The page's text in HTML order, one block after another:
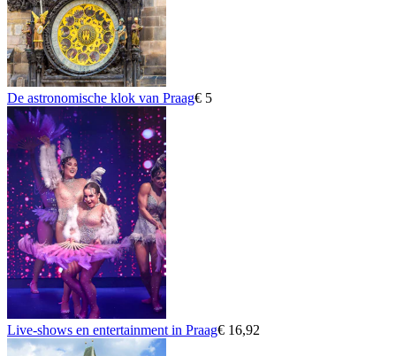
De astronomische klok van Praag€ 5
Live-shows en entertainment in Praag€ 16,92